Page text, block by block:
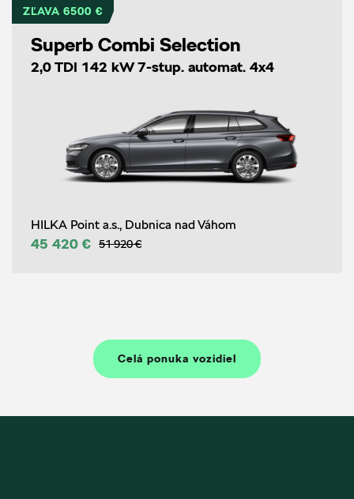
ZĽAVA 6500 €
Superb Combi Selection
2,0 TDI 142 kW 7-stup. automat. 4x4
HILKA Point a.s., Dubnica nad Váhom
45 420 € 51 920 €
Celá ponuka vozidiel